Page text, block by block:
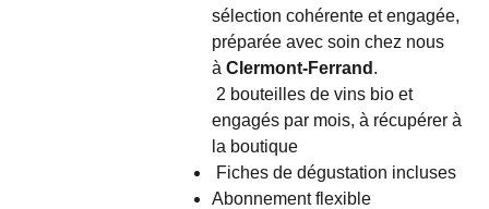
sélection cohérente et engagée,
préparée avec soin chez nous
à Clermont-Ferrand .
2 bouteilles de vins bio et
engagés par mois, à récupérer à
la boutique
Fiches de dégustation incluses
Abonnement flexible